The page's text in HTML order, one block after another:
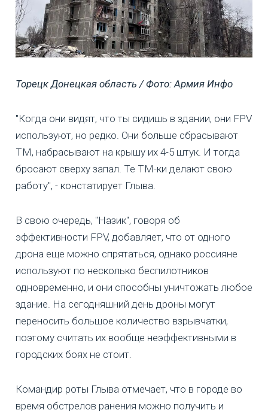
Торецк Донецкая область / Фото: Армия Инфо
"Когда они видят, что ты сидишь в здании, они FPV
используют, но редко. Они больше сбрасывают
ТМ, набрасывают на крышу их 4-5 штук. И тогда
бросают сверху запал. Те ТМ-ки делают свою
работу", - констатирует Глыва.
В свою очередь, "Назик", говоря об
эффективности FPV, добавляет, что от одного
дрона еще можно спрятаться, однако россияне
используют по несколько беспилотников
одновременно, и они способны уничтожать любое
здание. На сегодняшний день дроны могут
переносить большое количество взрывчатки,
поэтому считать их вообще неэффективными в
городских боях не стоит.
Командир роты Глыва отмечает, что в городе во
время обстрелов ранения можно получить и